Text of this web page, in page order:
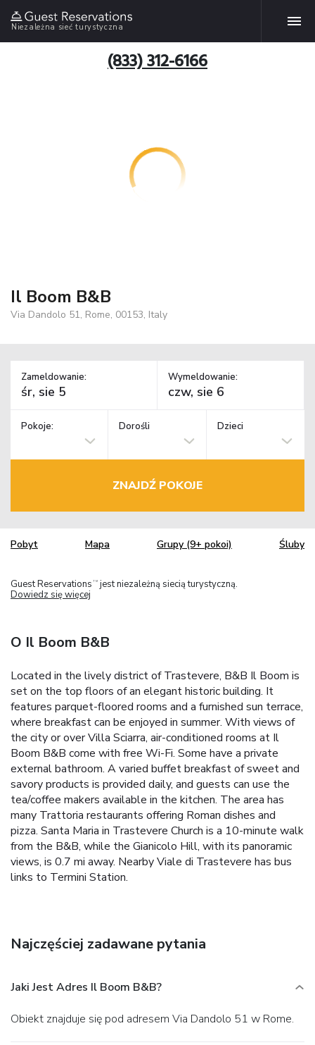
Niezależna sieć turystyczna
(833) 312-6166
Il Boom B&B
Via Dandolo 51, Rome, 00153, Italy
Zameldowanie: Wymeldowanie:
Pokoje: Dorośli Dzieci
ZNAJDŹ POKOJE
Pobyt Mapa Grupy (9+ pokoi) Śluby
Guest Reservations TM jest niezależną siecią turystyczną.
Dowiedz się więcej
O Il Boom B&B
Located in the lively district of Trastevere, B&B Il Boom is
set on the top floors of an elegant historic building. It
features parquet-floored rooms and a furnished sun terrace,
where breakfast can be enjoyed in summer. With views of
the city or over Villa Sciarra, air-conditioned rooms at Il
Boom B&B come with free Wi-Fi. Some have a private
external bathroom. A varied buffet breakfast of sweet and
savory products is provided daily, and guests can use the
tea/coffee makers available in the kitchen. The area has
many Trattoria restaurants offering Roman dishes and
pizza. Santa Maria in Trastevere Church is a 10-minute walk
from the B&B, while the Gianicolo Hill, with its panoramic
views, is 0.7 mi away. Nearby Viale di Trastevere has bus
links to Termini Station.
Najczęściej zadawane pytania
Jaki Jest Adres Il Boom B&B?
Obiekt znajduje się pod adresem Via Dandolo 51 w Rome.